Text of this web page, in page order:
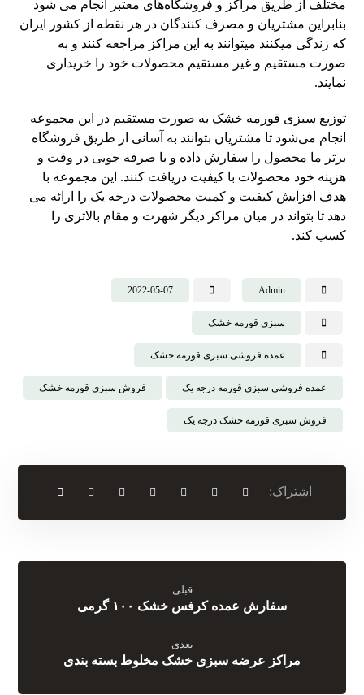
مختلف از طریق مراکز و فروشگاه‌های معتبر انجام می شود
بنابراین مشتریان و مصرف کنندگان در هر نقطه از کشور ایران
که زندگی میکنند میتوانند به این مراکز مراجعه کنند و به
صورت مستقیم و غیر مستقیم محصولات خود را خریداری
نمایند.
توزیع سبزی قورمه خشک به صورت مستقیم در این مجموعه
انجام می‌شود تا مشتریان بتوانند به آسانی از طریق فروشگاه
برتر ما محصول را سفارش داده و با صرفه جویی در وقت و
هزینه خود محصولات با کیفیت دریافت کنند. این مجموعه با
هدف افزایش کیفیت و کمیت محصولات درجه یک را ارائه می
دهد تا بتواند در میان مراکز دیگر شهرت و مقام بالاتری را
کسب کند.
Admin
2022-05-07
سبزی قورمه خشک
عمده فروشی سبزی قورمه خشک
عمده فروشی سبزی قورمه درجه یک فروش سبزی قورمه خشک
فروش سبزی قورمه خشک درجه یک
قبلی
سفارش عمده کرفس خشک ۱۰۰ گرمی
بعدی
مراکز عرضه سبزی خشک مخلوط بسته بندی